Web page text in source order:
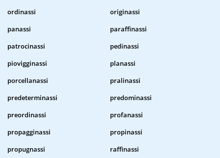
ordinassi
originassi
panassi
paraffinassi
patrocinassi
pedinassi
piovigginassi
planassi
porcellanassi
pralinassi
predeterminassi
predominassi
preordinassi
profanassi
propagginassi
propinassi
propugnassi
raffinassi